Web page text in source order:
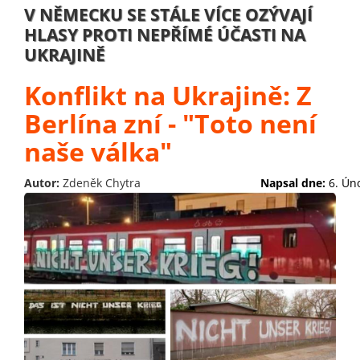
V NĚMECKU SE STÁLE VÍCE OZÝVAJÍ
HLASY PROTI NEPŘÍMÉ ÚČASTI NA
UKRAJINĚ
Konflikt na Ukrajině: Z
Berlína zní - "Toto není
naše válka"
Autor: Zdeněk Chytra Napsal dne: 6.